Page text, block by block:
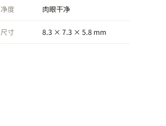
净度 肉眼干净
尺寸 8.3 × 7.3 × 5.8 mm